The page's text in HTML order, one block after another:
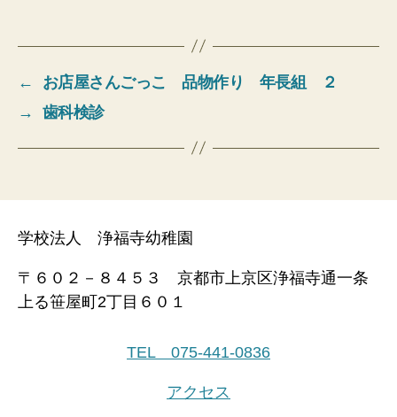
←
お店屋さんごっこ 品物作り 年長組 ２
→
歯科検診
学校法人 浄福寺幼稚園
〒６０２－８４５３ 京都市上京区浄福寺通一条
上る笹屋町2丁目６０１
TEL 075-441-0836
アクセス